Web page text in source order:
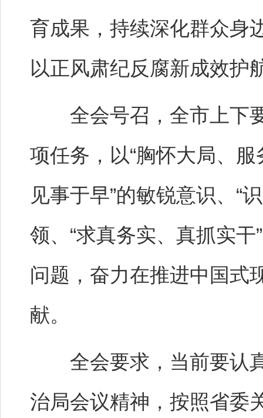
育成果，持续深化群众身
以正风肃纪反腐新成效护
全会号召，全市上下要
项任务，以“胸怀大局、
见事于早”的敏锐意识、“
领、“求真务实、真抓实
问题，奋力在推进中国式
献。
全会要求，当前要认真
治局会议精神，按照省委